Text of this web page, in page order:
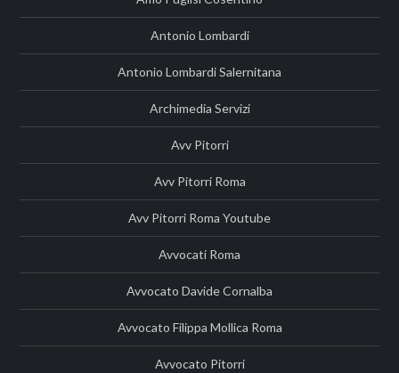
Antonio Lombardi
Antonio Lombardi Salernitana
Archimedia Servizi
Avv Pitorri
Avv Pitorri Roma
Avv Pitorri Roma Youtube
Avvocati Roma
Avvocato Davide Cornalba
Avvocato Filippa Mollica Roma
Avvocato Pitorri